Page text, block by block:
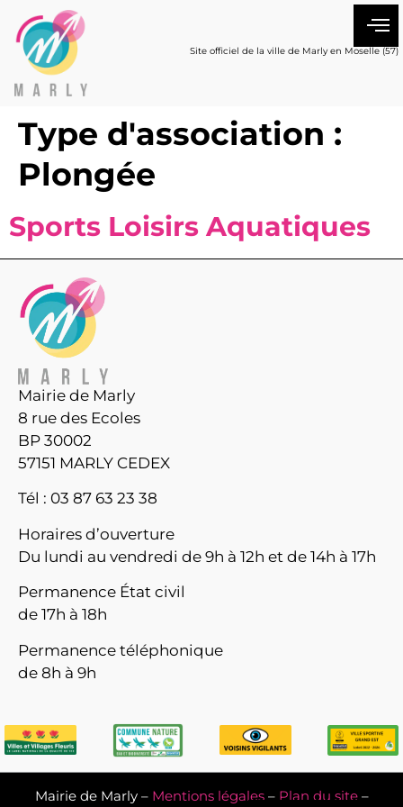
Site officiel de la ville de Marly en Moselle (57)
Type d'association :
Plongée
Sports Loisirs Aquatiques
Mairie de Marly
8 rue des Ecoles
BP 30002
57151 MARLY CEDEX
Tél : 03 87 63 23 38
Horaires d’ouverture
Du lundi au vendredi de 9h à 12h et de 14h à 17h
Permanence État civil
de 17h à 18h
Permanence téléphonique
de 8h à 9h
Mairie de Marly – Mentions légales– Plan du site–